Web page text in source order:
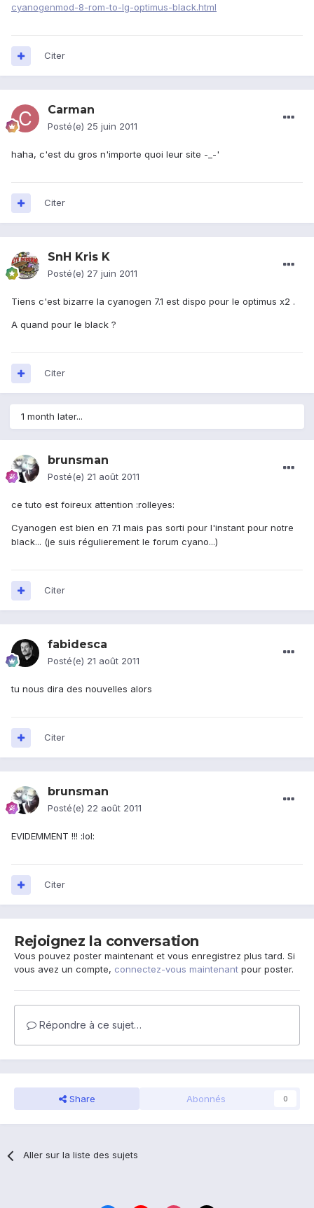
cyanogenmod-8-rom-to-lg-optimus-black.html
Citer
Carman
Posté(e) 25 juin 2011
haha, c'est du gros n'importe quoi leur site -_-'
Citer
SnH Kris K
Posté(e) 27 juin 2011
Tiens c'est bizarre la cyanogen 7.1 est dispo pour le optimus x2 .
A quand pour le black ?
Citer
1 month later...
brunsman
Posté(e) 21 août 2011
ce tuto est foireux attention :rolleyes:
Cyanogen est bien en 7.1 mais pas sorti pour l'instant pour notre
black... (je suis régulierement le forum cyano...)
Citer
fabidesca
Posté(e) 21 août 2011
tu nous dira des nouvelles alors
Citer
brunsman
Posté(e) 22 août 2011
EVIDEMMENT !!! :lol:
Citer
Rejoignez la conversation
Vous pouvez poster maintenant et vous enregistrez plus tard. Si
vous avez un compte, connectez-vous maintenant pour poster.
Répondre à ce sujet…
Share Abonnés 0
Aller sur la liste des sujets